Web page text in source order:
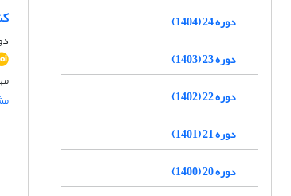
دوره
دوره 24 (1404)
دوره 23 (1403)
دوره 22 (1402)
دوره 21 (1401)
دوره 20 (1400)